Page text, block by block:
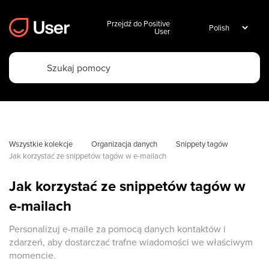
Przejdź do Positive
User
Wszystkie kolekcje Organizacja danych
Snippety tagów
Jak korzystać ze snippetów tagów w e-mailach
Jak korzystać ze snippetów tagów w
e-mailach
Personalizuj e-maile za pomocą danych kontaktów i
zdarzeń, aby dostarczać trafne wiadomości we właściwym
momencie.